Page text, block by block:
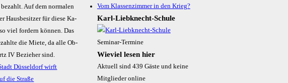
Auf dem nor­ma­len
Haus­be­sit­zer für die­se Ka­
viel for­dern kön­nen. Das
die Mie­te, da al­le Ob­
IV Be­zie­her sind.
Düsseldorf wirft
die Straße
Vom Klassenzimmer in den Krieg?
Karl-Liebknecht-­Schule
Seminar-Termine
Wieviel lesen hier
Aktuell sind 439 Gäste und keine
Mitglieder online